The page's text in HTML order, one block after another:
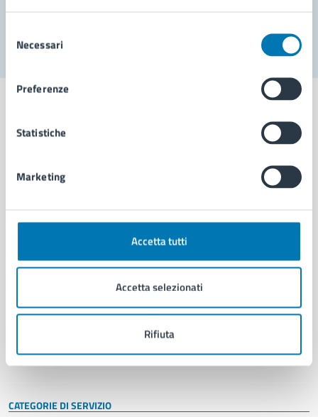
delNecessari
Preferenze
Statistiche
Marketing
Accetta tutti
Accetta selezionati
Rifiuta
Aree amministrative
Uffici
Politici
Intranet, posta aziendale e protocollo
CATEGORIE DI SERVIZIO